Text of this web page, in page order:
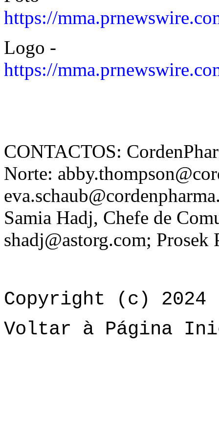
https://
Logo -
https://
CONTACTOS:
Norte:
Samia Hadj, Chefe de
shadj@astorg.com; Prosek
Copyright (c) 2024
Voltar à Página